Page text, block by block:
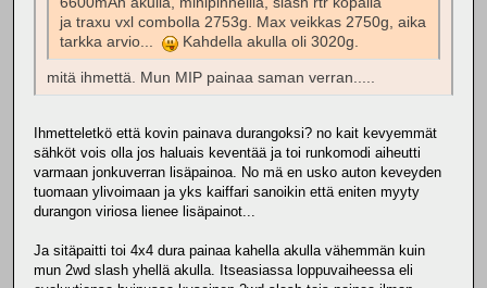
ja traxu vxl combolla 2753g. Max veikkas 2750g, aika
tarkka arvio...
Kahdella akulla oli 3020g.
mitä ihmettä. Mun MIP painaa saman verran.....
Ihmetteletkö että kovin painava durangoksi? no kait kevyemmät
sähköt vois olla jos haluais keventää ja toi runkomodi aiheutti
varmaan jonkuverran lisäpainoa. No mä en usko auton keveyden
tuomaan ylivoimaan ja yks kaiffari sanoikin että eniten myyty
durangon viriosa lienee lisäpainot...
Ja sitäpaitti toi 4x4 dura painaa kahella akulla vähemmän kuin
mun 2wd slash yhellä akulla. Itseasiassa loppuvaiheessa eli